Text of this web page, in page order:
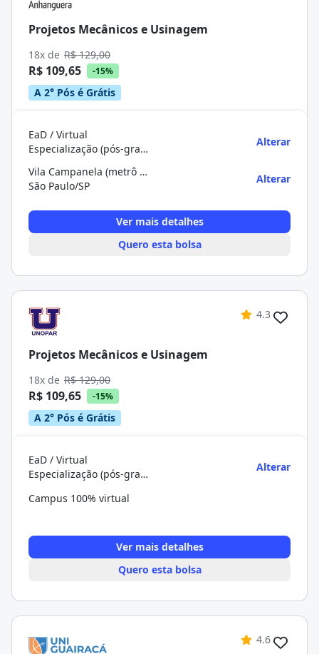
Projetos Mecânicos e Usinagem
18x de R$ 129,00
R$ 109,65 -15%
A 2° Pós é Grátis
EaD / Virtual
Especialização (pós-graduação)
Alterar
Vila Campanela (metrô Itaquera)
São Paulo/SP
Alterar
Ver mais detalhes
Quero esta bolsa
4.3
Projetos Mecânicos e Usinagem
18x de R$ 129,00
R$ 109,65 -15%
A 2° Pós é Grátis
EaD / Virtual
Especialização (pós-graduação)
Alterar
Campus 100% virtual
Ver mais detalhes
Quero esta bolsa
4.6